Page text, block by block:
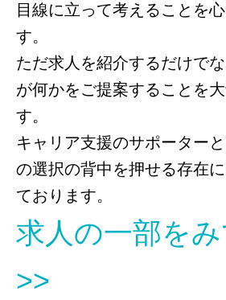
目線に立って考えることを
す。
ただ求人を紹介するだけで
が何かをご提案することを
す。
キャリア支援のサポーター
の選択の背中を押せる存在
ております。
求人の一部を
>>